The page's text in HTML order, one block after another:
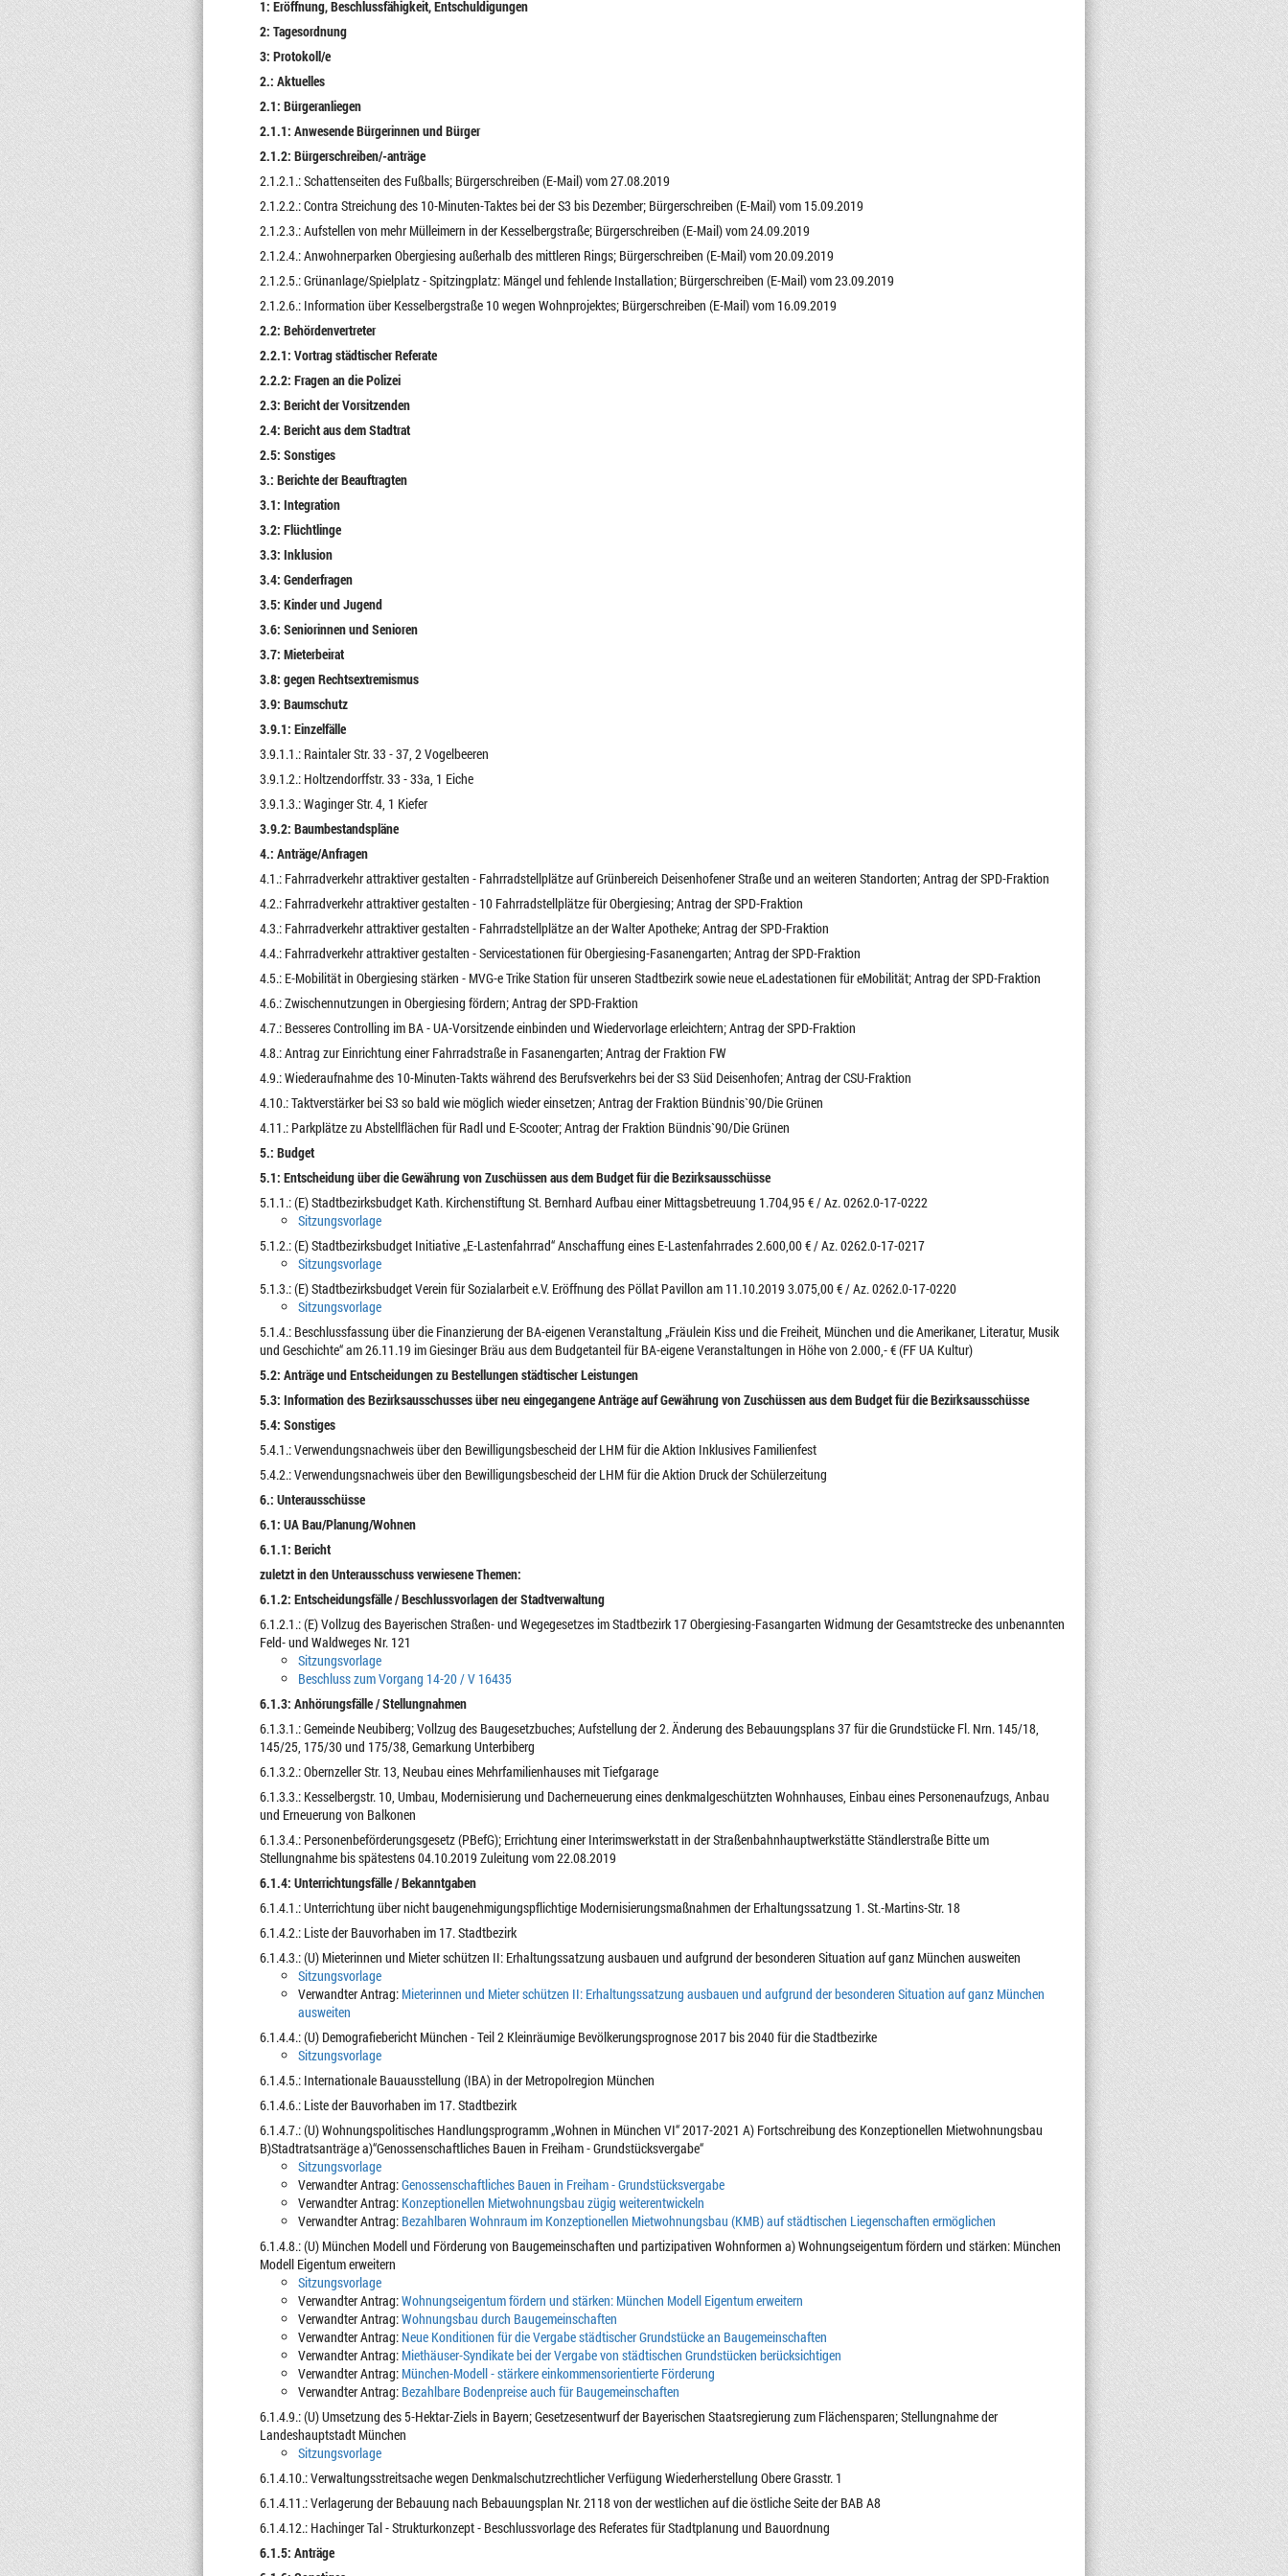
1: Eröffnung, Beschlussfähigkeit, Entschuldigungen
2: Tagesordnung
3: Protokoll/e
2.: Aktuelles
2.1: Bürgeranliegen
2.1.1: Anwesende Bürgerinnen und Bürger
2.1.2: Bürgerschreiben/-anträge
2.1.2.1.: Schattenseiten des Fußballs; Bürgerschreiben (E-Mail) vom 27.08.2019
2.1.2.2.: Contra Streichung des 10-Minuten-Taktes bei der S3 bis Dezember; Bürgerschreiben (E-Mail) vom 15.09.2019
2.1.2.3.: Aufstellen von mehr Mülleimern in der Kesselbergstraße; Bürgerschreiben (E-Mail) vom 24.09.2019
2.1.2.4.: Anwohnerparken Obergiesing außerhalb des mittleren Rings; Bürgerschreiben (E-Mail) vom 20.09.2019
2.1.2.5.: Grünanlage/Spielplatz - Spitzingplatz: Mängel und fehlende Installation; Bürgerschreiben (E-Mail) vom 23.09.2019
2.1.2.6.: Information über Kesselbergstraße 10 wegen Wohnprojektes; Bürgerschreiben (E-Mail) vom 16.09.2019
2.2: Behördenvertreter
2.2.1: Vortrag städtischer Referate
2.2.2: Fragen an die Polizei
2.3: Bericht der Vorsitzenden
2.4: Bericht aus dem Stadtrat
2.5: Sonstiges
3.: Berichte der Beauftragten
3.1: Integration
3.2: Flüchtlinge
3.3: Inklusion
3.4: Genderfragen
3.5: Kinder und Jugend
3.6: Seniorinnen und Senioren
3.7: Mieterbeirat
3.8: gegen Rechtsextremismus
3.9: Baumschutz
3.9.1: Einzelfälle
3.9.1.1.: Raintaler Str. 33 - 37, 2 Vogelbeeren
3.9.1.2.: Holtzendorffstr. 33 - 33a, 1 Eiche
3.9.1.3.: Waginger Str. 4, 1 Kiefer
3.9.2: Baumbestandspläne
4.: Anträge/Anfragen
4.1.: Fahrradverkehr attraktiver gestalten - Fahrradstellplätze auf Grünbereich Deisenhofener Straße und an weiteren Standorten; Antrag der SPD-Fraktion
4.2.: Fahrradverkehr attraktiver gestalten - 10 Fahrradstellplätze für Obergiesing; Antrag der SPD-Fraktion
4.3.: Fahrradverkehr attraktiver gestalten - Fahrradstellplätze an der Walter Apotheke; Antrag der SPD-Fraktion
4.4.: Fahrradverkehr attraktiver gestalten - Servicestationen für Obergiesing-Fasanengarten; Antrag der SPD-Fraktion
4.5.: E-Mobilität in Obergiesing stärken - MVG-e Trike Station für unseren Stadtbezirk sowie neue eLadestationen für eMobilität; Antrag der SPD-Fraktion
4.6.: Zwischennutzungen in Obergiesing fördern; Antrag der SPD-Fraktion
4.7.: Besseres Controlling im BA - UA-Vorsitzende einbinden und Wiedervorlage erleichtern; Antrag der SPD-Fraktion
4.8.: Antrag zur Einrichtung einer Fahrradstraße in Fasanengarten; Antrag der Fraktion FW
4.9.: Wiederaufnahme des 10-Minuten-Takts während des Berufsverkehrs bei der S3 Süd Deisenhofen; Antrag der CSU-Fraktion
4.10.: Taktverstärker bei S3 so bald wie möglich wieder einsetzen; Antrag der Fraktion Bündnis`90/Die Grünen
4.11.: Parkplätze zu Abstellflächen für Radl und E-Scooter; Antrag der Fraktion Bündnis`90/Die Grünen
5.: Budget
5.1: Entscheidung über die Gewährung von Zuschüssen aus dem Budget für die Bezirksausschüsse
5.1.1.: (E) Stadtbezirksbudget Kath. Kirchenstiftung St. Bernhard Aufbau einer Mittagsbetreuung 1.704,95 € / Az. 0262.0-17-0222
Sitzungsvorlage
5.1.2.: (E) Stadtbezirksbudget Initiative „E-Lastenfahrrad“ Anschaffung eines E-Lastenfahrrades 2.600,00 € / Az. 0262.0-17-0217
Sitzungsvorlage
5.1.3.: (E) Stadtbezirksbudget Verein für Sozialarbeit e.V. Eröffnung des Pöllat Pavillon am 11.10.2019 3.075,00 € / Az. 0262.0-17-0220
Sitzungsvorlage
5.1.4.: Beschlussfassung über die Finanzierung der BA-eigenen Veranstaltung „Fräulein Kiss und die Freiheit, München und die Amerikaner, Literatur, Musik
und Geschichte“ am 26.11.19 im Giesinger Bräu aus dem Budgetanteil für BA-eigene Veranstaltungen in Höhe von 2.000,- € (FF UA Kultur)
5.2: Anträge und Entscheidungen zu Bestellungen städtischer Leistungen
5.3: Information des Bezirksausschusses über neu eingegangene Anträge auf Gewährung von Zuschüssen aus dem Budget für die Bezirksausschüsse
5.4: Sonstiges
5.4.1.: Verwendungsnachweis über den Bewilligungsbescheid der LHM für die Aktion Inklusives Familienfest
5.4.2.: Verwendungsnachweis über den Bewilligungsbescheid der LHM für die Aktion Druck der Schülerzeitung
6.: Unterausschüsse
6.1: UA Bau/Planung/Wohnen
6.1.1: Bericht
zuletzt in den Unterausschuss verwiesene Themen:
6.1.2: Entscheidungsfälle / Beschlussvorlagen der Stadtverwaltung
6.1.2.1.: (E) Vollzug des Bayerischen Straßen- und Wegegesetzes im Stadtbezirk 17 Obergiesing-Fasangarten Widmung der Gesamtstrecke des unbenannten
Feld- und Waldweges Nr. 121
Sitzungsvorlage
Beschluss zum Vorgang 14-20 / V 16435
6.1.3: Anhörungsfälle / Stellungnahmen
6.1.3.1.: Gemeinde Neubiberg; Vollzug des Baugesetzbuches; Aufstellung der 2. Änderung des Bebauungsplans 37 für die Grundstücke Fl. Nrn. 145/18,
145/25, 175/30 und 175/38, Gemarkung Unterbiberg
6.1.3.2.: Obernzeller Str. 13, Neubau eines Mehrfamilienhauses mit Tiefgarage
6.1.3.3.: Kesselbergstr. 10, Umbau, Modernisierung und Dacherneuerung eines denkmalgeschützten Wohnhauses, Einbau eines Personenaufzugs, Anbau
und Erneuerung von Balkonen
6.1.3.4.: Personenbeförderungsgesetz (PBefG); Errichtung einer Interimswerkstatt in der Straßenbahnhauptwerkstätte Ständlerstraße Bitte um
Stellungnahme bis spätestens 04.10.2019 Zuleitung vom 22.08.2019
6.1.4: Unterrichtungsfälle / Bekanntgaben
6.1.4.1.: Unterrichtung über nicht baugenehmigungspflichtige Modernisierungsmaßnahmen der Erhaltungssatzung 1. St.-Martins-Str. 18
6.1.4.2.: Liste der Bauvorhaben im 17. Stadtbezirk
6.1.4.3.: (U) Mieterinnen und Mieter schützen II: Erhaltungssatzung ausbauen und aufgrund der besonderen Situation auf ganz München ausweiten
Sitzungsvorlage
Verwandter Antrag: Mieterinnen und Mieter schützen II: Erhaltungssatzung ausbauen und aufgrund der besonderen Situation auf ganz München
ausweiten
6.1.4.4.: (U) Demografiebericht München - Teil 2 Kleinräumige Bevölkerungsprognose 2017 bis 2040 für die Stadtbezirke
Sitzungsvorlage
6.1.4.5.: Internationale Bauausstellung (IBA) in der Metropolregion München
6.1.4.6.: Liste der Bauvorhaben im 17. Stadtbezirk
6.1.4.7.: (U) Wohnungspolitisches Handlungsprogramm „Wohnen in München VI“ 2017-2021 A) Fortschreibung des Konzeptionellen Mietwohnungsbau
B)Stadtratsanträge a)“Genossenschaftliches Bauen in Freiham - Grundstücksvergabe“
Sitzungsvorlage
Verwandter Antrag:Genossenschaftliches Bauen in Freiham - Grundstücksvergabe
Verwandter Antrag: Konzeptionellen Mietwohnungsbau zügig weiterentwickeln
Verwandter Antrag: Bezahlbaren Wohnraum im Konzeptionellen Mietwohnungsbau (KMB) auf städtischen Liegenschaften ermöglichen
6.1.4.8.: (U) München Modell und Förderung von Baugemeinschaften und partizipativen Wohnformen a) Wohnungseigentum fördern und stärken: München
Modell Eigentum erweitern
Sitzungsvorlage
Verwandter Antrag:Wohnungseigentum fördern und stärken: München Modell Eigentum erweitern
Verwandter Antrag:Wohnungsbau durch Baugemeinschaften
Verwandter Antrag: Neue Konditionen für die Vergabe städtischer Grundstücke an Baugemeinschaften
Verwandter Antrag: Miethäuser-Syndikate bei der Vergabe von städtischen Grundstücken berücksichtigen
Verwandter Antrag: München-Modell - stärkere einkommensorientierte Förderung
Verwandter Antrag: Bezahlbare Bodenpreise auch für Baugemeinschaften
6.1.4.9.: (U) Umsetzung des 5-Hektar-Ziels in Bayern; Gesetzesentwurf der Bayerischen Staatsregierung zum Flächensparen; Stellungnahme der
Landeshauptstadt München
Sitzungsvorlage
6.1.4.10.: Verwaltungsstreitsache wegen Denkmalschutzrechtlicher Verfügung Wiederherstellung Obere Grasstr. 1
6.1.4.11.: Verlagerung der Bebauung nach Bebauungsplan Nr. 2118 von der westlichen auf die östliche Seite der BAB A8
6.1.4.12.: Hachinger Tal - Strukturkonzept - Beschlussvorlage des Referates für Stadtplanung und Bauordnung
6.1.5: Anträge